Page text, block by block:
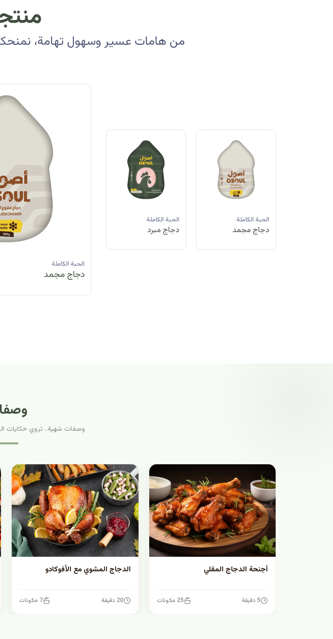
من هامات عسير وسهول تهامة،
الحبة الكاملة
دجاج مبرد
الحبة الكاملة
دجاج مجمد
الحبة الكاملة
دجاج مبرد
الحبة الكاملة
دجاج مجمد
الحبة الكاملة
وصفات شهية.. تروي حكايات
أجنحة الدجاج المقلي
5 دقيقة 25 مكونات
الدجاج المشوي مع الأفوكادو
20 دقيقة 7 مكونات